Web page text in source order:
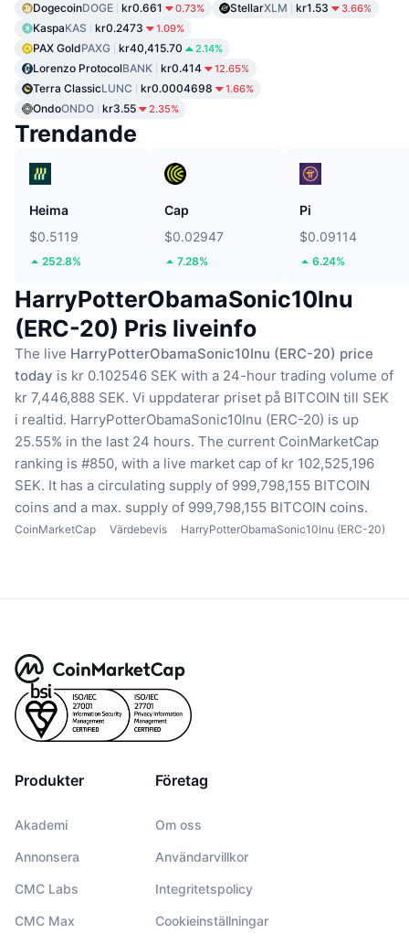
DogecoinDOGE kr0.661 0.73% StellarXLM kr1.53 3.66%
KaspaKAS kr0.2473 1.09%
PAX GoldPAXG kr40,415.70 2.14%
Lorenzo ProtocolBANK kr0.414 12.65%
Terra ClassicLUNC kr0.0004698 1.66%
OndoONDO kr3.55 2.35%
Trendande
Heima
$0.5119
252.8%
Cap
$0.02947
7.28%
Pi
$0.09114
6.24%
HarryPotterObamaSonic10Inu
(ERC-20) Pris liveinfo
The live HarryPotterObamaSonic10Inu (ERC-20) price
today is kr 0.102546 SEK with a 24-hour trading volume of
kr 7,446,888 SEK. Vi uppdaterar priset på BITCOIN till SEK
i realtid. HarryPotterObamaSonic10Inu (ERC-20) is up
25.55% in the last 24 hours. The current CoinMarketCap
ranking is #850, with a live market cap of kr 102,525,196
SEK. It has a circulating supply of 999,798,155 BITCOIN
coins and a max. supply of 999,798,155 BITCOIN coins.
CoinMarketCap Värdebevis HarryPotterObamaSonic10Inu (ERC-20)
Produkter
Akademi
Annonsera
CMC Labs
CMC Max
Företag
Om oss
Användarvillkor
Integritetspolicy
Cookieinställningar